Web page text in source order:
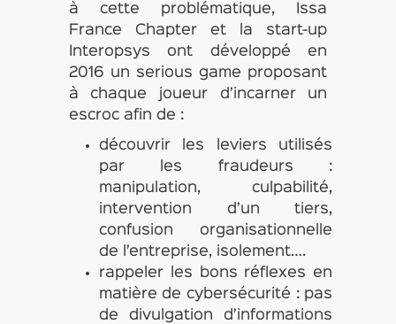
à cette problématique, Issa
France Chapter et la start-up
Interopsys ont développé en
2016 un serious game proposant
à chaque joueur d’incarner un
escroc afin de :
découvrir les leviers utilisés
par les fraudeurs :
manipulation, culpabilité,
intervention d’un tiers,
confusion organisationnelle
de l’entreprise, isolement….
rappeler les bons réflexes en
matière de cybersécurité : pas
de divulgation d’informations